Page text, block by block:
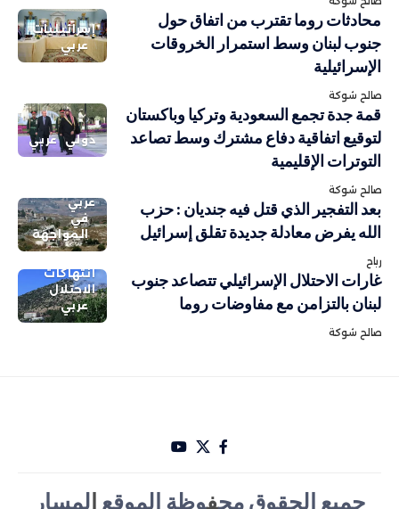
إسرائيليات
عربي
محادثات روما تقترب من اتفاق حول
جنوب لبنان وسط استمرار الخروقات
الإسرائيلية
صالح شوكة
دولي عربي
قمة جدة تجمع السعودية وتركيا وباكستان
لتوقيع اتفاقية دفاع مشترك وسط تصاعد
التوترات الإقليمية
صالح شوكة
عربي
في
المواجهة
بعد التفجير الذي قتل فيه جنديان : حزب
الله يفرض معادلة جديدة تقلق إسرائيل
رباح
انتهاكات
الاحتلال
عربي
غارات الاحتلال الإسرائيلي تتصاعد جنوب
لبنان بالتزامن مع مفاوضات روما
صالح شوكة
جميع الحقوق محفوظة الموقع المسار